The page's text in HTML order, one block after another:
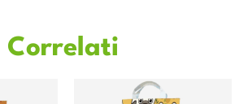
Correlati